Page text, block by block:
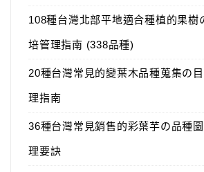
108種台灣北部平地適合種植的果樹
培管理指南 (338品種)
20種台灣常見的變葉木品種蒐集の
理指南
36種台灣常見銷售的彩葉芋の品種
理要訣